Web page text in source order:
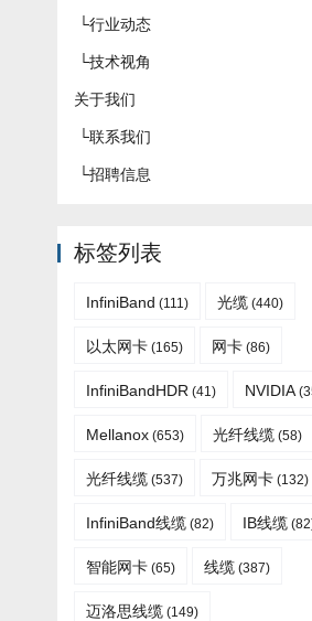
└行业动态
└技术视角
关于我们
└联系我们
└招聘信息
标签列表
InfiniBand (111) 光缆 (440)
以太网卡 (165) 网卡 (86)
InfiniBandHDR (41) NVIDIA
Mellanox (653) 光纤线缆 (58)
光纤线缆​ (537) 万兆网卡 (132)
InfiniBand线缆 (82) IB线缆
智能网卡 (65) 线缆 (387)
迈洛思线缆 (149)